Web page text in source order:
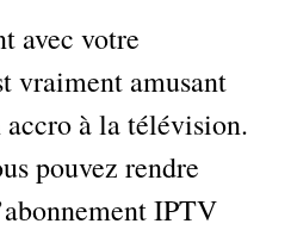
avec votre
vraiment amusant
accro à la télévision.
pouvez rendre
IPTV